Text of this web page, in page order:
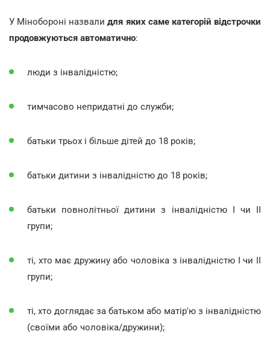
У Мінобороні назвалидля яких саме категорій відстрочки
продовжуються автоматично:
люди з інвалідністю;
тимчасово непридатні до служби;
батьки трьох і більше дітей до 18 років;
батьки дитини з інвалідністю до 18 років;
батьки повнолітньої дитини з інвалідністю I чи II
групи;
ті, хто має дружину або чоловіка з інвалідністю I чи II
групи;
ті, хто доглядає за батьком або матір'ю з інвалідністю
(своїми або чоловіка/дружини);